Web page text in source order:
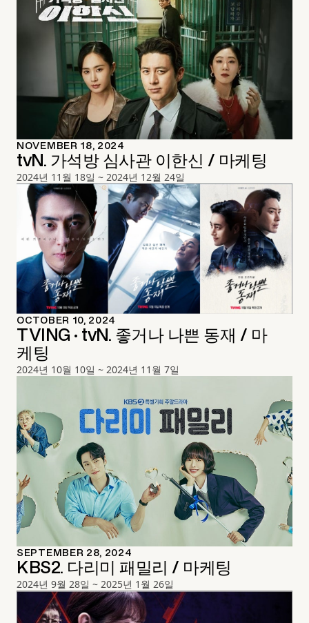
NOVEMBER 18, 2024
tvN. 가석방 심사관 이한신 / 마케팅
2024년 11월 18일 ~ 2024년 12월 24일
OCTOBER 10, 2024
TVING · tvN. 좋거나 나쁜 동재 / 마
케팅
2024년 10월 10일 ~ 2024년 11월 7일
SEPTEMBER 28, 2024
KBS2. 다리미 패밀리 / 마케팅
2024년 9월 28일 ~ 2025년 1월 26일